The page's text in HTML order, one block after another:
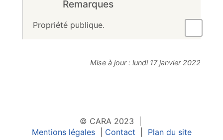
Remarques
Propriété publique.
Mise à jour : lundi 17 janvier 2022
© CARA 2023 |
Mentions légales| Contact Plan du site